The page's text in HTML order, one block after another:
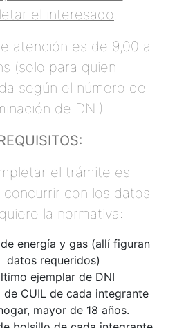
el interesado.
atención es de 9,00 a
(solo para quien
según el número de
de DNI)
el trámite es
con los datos
la normativa:
energía y gas (allí figuran
datos requeridos)
ejemplar de DNI
de CUIL de cada integrante
mayor de 18 años.